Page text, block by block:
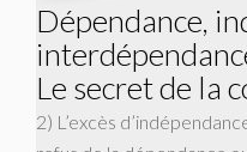
Dépendance,
Le secret de la
2) L’excès